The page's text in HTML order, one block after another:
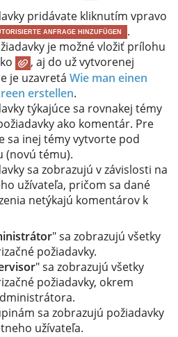
pridávate kliknutím vpravo
ANFRAGE HINZUFÜGEN
.
je možné vložiť prílohu
, aj do už vytvorenej
je uzavretá Wie man einen
erstellen.
týkajúce sa rovnakej témy
ako komentár. Pre
sa inej témy vytvorte pod
(novú tému).
sa zobrazujú v závislosti na
užívateľa, pričom sa dané
netýkajú komentárov k
" sa zobrazujú všetky
požiadavky.
" sa zobrazujú všetky
požiadavky, okrem
sa zobrazujú požiadavky
užívateľa.